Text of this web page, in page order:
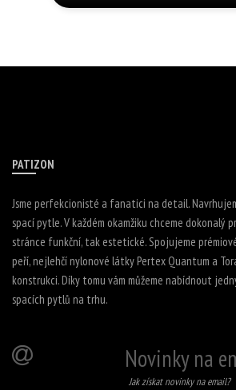
PATIZON
Jsme perfekcionisté a fanatici na detail.
spací pytle. V každém okamžiku chceme dokonalý
stránce funkční, tak estetické. Spojujeme
peří, nejlehčí nylonové látky Pertex Quantum a
konstrukci. Díky tomu vám můžeme nabídnout
spacích pytlů na trhu.
Novinky na
Jak získat novinky na email?